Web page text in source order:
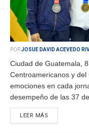
PORJOSUE DAVID ACEVEDO
Ciudad de Guatemala,
Centroamericanos y
emociones en cada
desempeño de las 37
LEER MÁS